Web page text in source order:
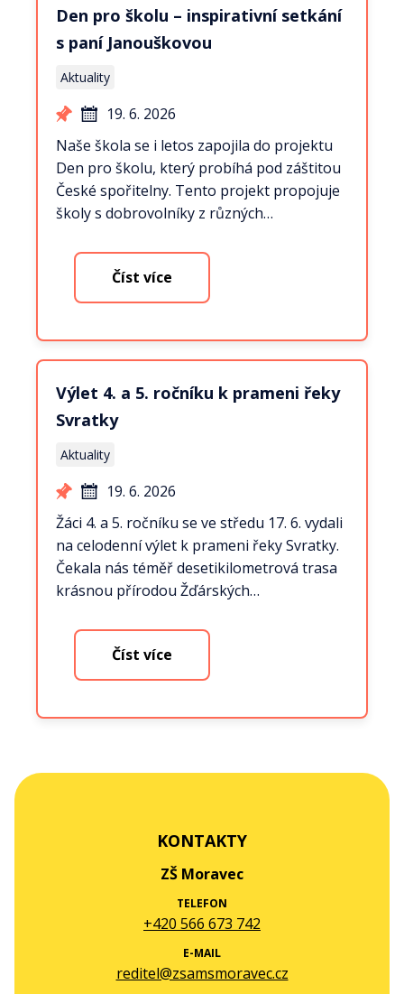
Den pro školu – inspirativní setkání
s paní Janouškovou
Aktuality
19. 6. 2026
Naše škola se i letos zapojila do projektu
Den pro školu, který probíhá pod záštitou
České spořitelny. Tento projekt propojuje
školy s dobrovolníky z různých…
Číst více
Výlet 4. a 5. ročníku k prameni řeky
Svratky
Aktuality
19. 6. 2026
Žáci 4. a 5. ročníku se ve středu 17. 6. vydali
na celodenní výlet k prameni řeky Svratky.
Čekala nás téměř desetikilometrová trasa
krásnou přírodou Žďárských…
Číst více
KONTAKTY
ZŠ Moravec
TELEFON
+420 566 673 742
E-MAIL
reditel@zsamsmoravec.cz